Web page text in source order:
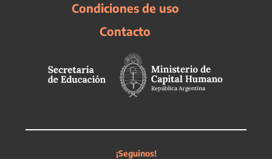
Condiciones de uso
Contacto
¡Seguinos!